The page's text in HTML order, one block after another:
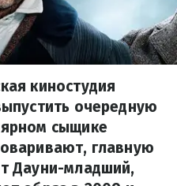
киностудия
очередную
сыщике
главную
Дауни-младший,